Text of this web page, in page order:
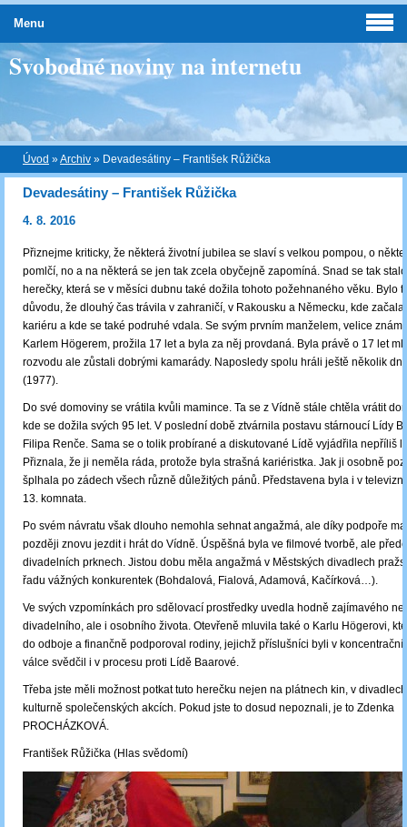
Svobodné noviny na internetu
Úvod »Archiv » Devadesátiny – František Růžička
Devadesátiny – František Růžička
4. 8. 2016
Přiznejme kriticky, že některá životní jubilea se slaví s velkou pompou, o
pomlčí, no a na některá se jen tak zcela obyčejně zapomíná. Snad se tak
herečky, která se v měsíci dubnu také dožila tohoto požehnaného věku. Bylo
důvodu, že dlouhý čas trávila v zahraničí, v Rakousku a Německu, kde
kariéru a kde se také podruhé vdala. Se svým prvním manželem, velice
Karlem Högerem, prožila 17 let a byla za něj provdaná. Byla právě o 17 let
rozvodu ale zůstali dobrými kamarády. Naposledy spolu hráli ještě několik
(1977).
Do své domoviny se vrátila kvůli mamince. Ta se z Vídně stále chtěla vrátit
kde se dožila svých 95 let. V poslední době ztvárnila postavu stárnoucí Lídy
Filipa Renče. Sama se o tolik probírané a diskutované Lídě vyjádřila nepříliš
Přiznala, že ji neměla ráda, protože byla strašná kariéristka. Jak ji osobně
šplhala po zádech všech různě důležitých pánů. Představena byla i v
13. komnata.
Po svém návratu však dlouho nemohla sehnat angažmá, ale díky podpoře
později znovu jezdit i hrát do Vídně. Úspěšná byla ve filmové tvorbě, ale
divadelních prknech. Jistou dobu měla angažmá v Městských divadlech
řadu vážných konkurentek (Bohdalová, Fialová, Adamová, Kačírková…).
Ve svých vzpomínkách pro sdělovací prostředky uvedla hodně zajímavého
divadelního, ale i osobního života. Otevřeně mluvila také o Karlu Högerovi,
do odboje a finančně podporoval rodiny, jejichž příslušníci byli v
válce svědčil i v procesu proti Lídě Baarové.
Třeba jste měli možnost potkat tuto herečku nejen na plátnech kin, v
kulturně společenských akcích. Pokud jste to dosud nepoznali, je to Zdenka
PROCHÁZKOVÁ.
František Růžička (Hlas svědomí)
Menu